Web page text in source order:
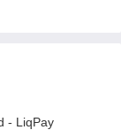
- LiqPay